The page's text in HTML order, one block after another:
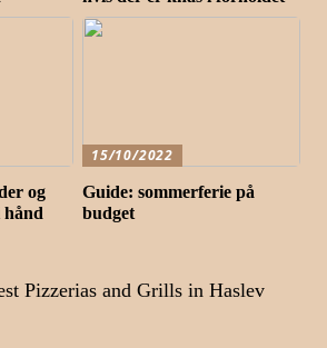
og
15/10/2022
Guide: sommerferie på
budget
Pizzerias and Grills in Haslev